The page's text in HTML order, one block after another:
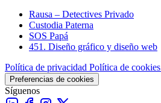
Rausa – Detectives Privado
Custodia Paterna
SOS Papá
451. Diseño gráfico y diseño web
Política de privacidad Política de cookies
Preferencias de cookies
Síguenos